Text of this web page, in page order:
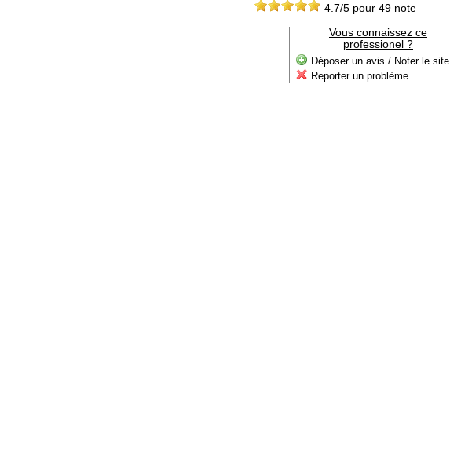
4.7/5 pour 49 note
Vous connaissez ce
professionel ?
Déposer un avis / Noter le site
Reporter un problème